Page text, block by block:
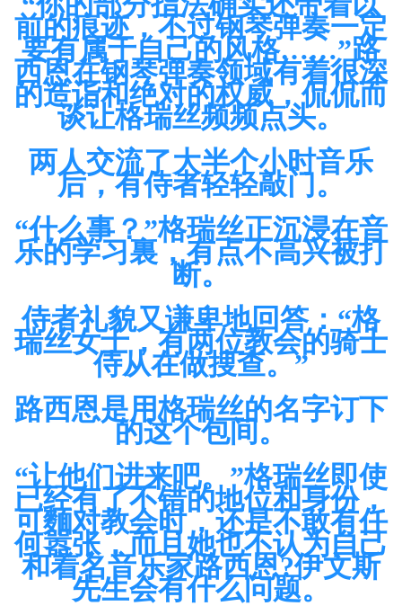
前的痕迹，不过钢琴弹奏一定
要有属于自己的风格……”路
西恩在钢琴弹奏领域有着很深
的造诣和绝对的权威，侃侃而
谈让格瑞丝频频点头。
两人交流了大半个小时音乐
后，有侍者轻轻敲门。
“什么事？”格瑞丝正沉浸在音
乐的学习裏，有点不高兴被打
断。
侍者礼貌又谦卑地回答：“格
瑞丝女士，有两位教会的骑士
侍从在做搜查。”
路西恩是用格瑞丝的名字订下
的这个包间。
“让他们进来吧。”格瑞丝即使
已经有了不错的地位和身份，
可麵对教会时，还是不敢有任
何嚣张，而且她也不认为自己
和着名音乐家路西恩?伊文斯
先生会有什么问题。